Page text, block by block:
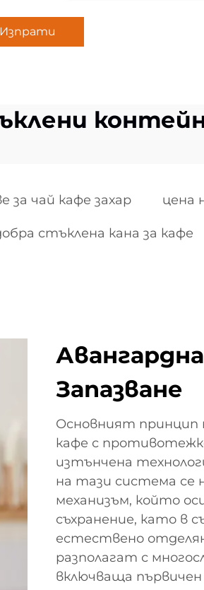
Изпрати
за чай кафе захар цена
стъклена кана за кафе
Запазване
Основният принцип
кафе с
изтънчена
на тази система се
механизъм, който
съхранение, като в
естествено
разполагат с
включваща